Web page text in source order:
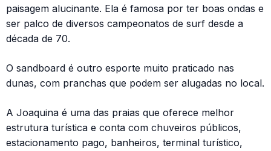
paisagem alucinante. Ela é famosa por ter boas ondas e
ser palco de diversos campeonatos de surf desde a
década de 70.
O sandboard é outro esporte muito praticado nas
dunas, com pranchas que podem ser alugadas no local.
A Joaquina é uma das praias que oferece melhor
estrutura turística e conta com chuveiros públicos,
estacionamento pago, banheiros, terminal turístico,